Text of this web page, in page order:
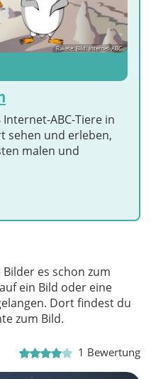
Rakete; Bild: Internet-ABC
ABC-Tiere in
sehen und erleben,
malen und
es schon zum
ein Bild oder eine
Dort findest du
zum Bild.
1 Bewertung